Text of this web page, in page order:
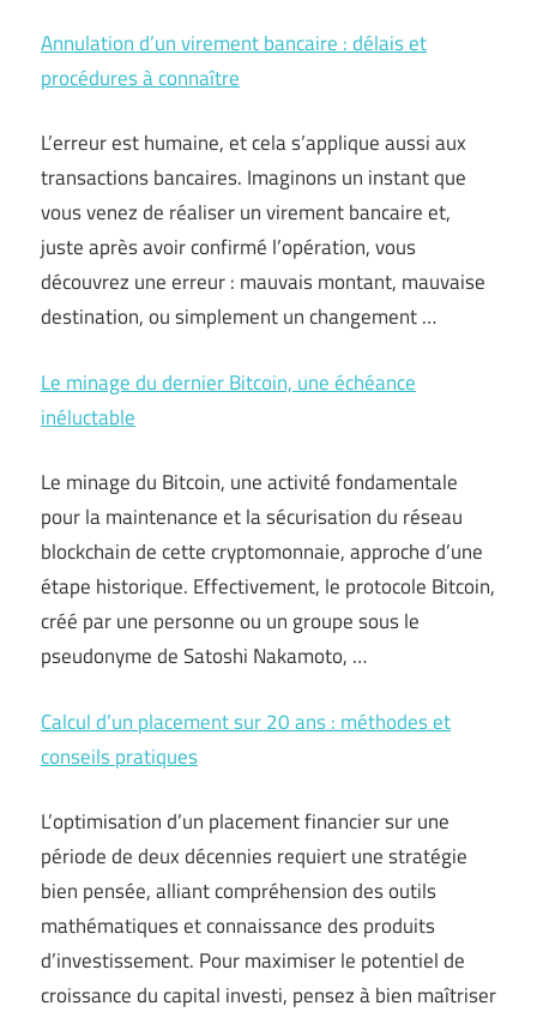
Annulation d’un virement bancaire : délais et
procédures à connaître
L’erreur est humaine, et cela s’applique aussi aux
transactions bancaires. Imaginons un instant que
vous venez de réaliser un virement bancaire et,
juste après avoir confirmé l’opération, vous
découvrez une erreur : mauvais montant, mauvaise
destination, ou simplement un changement …
Le minage du dernier Bitcoin, une échéance
inéluctable
Le minage du Bitcoin, une activité fondamentale
pour la maintenance et la sécurisation du réseau
blockchain de cette cryptomonnaie, approche d’une
étape historique. Effectivement, le protocole Bitcoin,
créé par une personne ou un groupe sous le
pseudonyme de Satoshi Nakamoto, …
Calcul d’un placement sur 20 ans : méthodes et
conseils pratiques
L’optimisation d’un placement financier sur une
période de deux décennies requiert une stratégie
bien pensée, alliant compréhension des outils
mathématiques et connaissance des produits
d’investissement. Pour maximiser le potentiel de
croissance du capital investi, pensez à bien maîtriser